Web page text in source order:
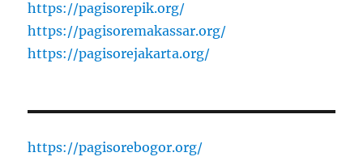
https://pagisorepik.org/
https://pagisoremakassar.org/
https://pagisorejakarta.org/
https://pagisorebogor.org/